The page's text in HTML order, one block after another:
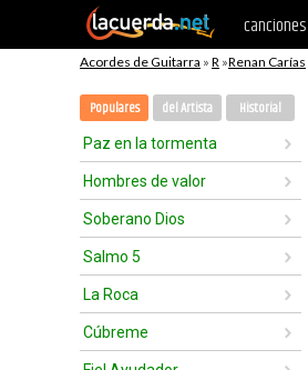
canciones
Acordes de Guitarra » R »Renan Carías
Populares del Artista Historial
Paz en la tormenta
Hombres de valor
Soberano Dios
Salmo 5
La Roca
Cúbreme